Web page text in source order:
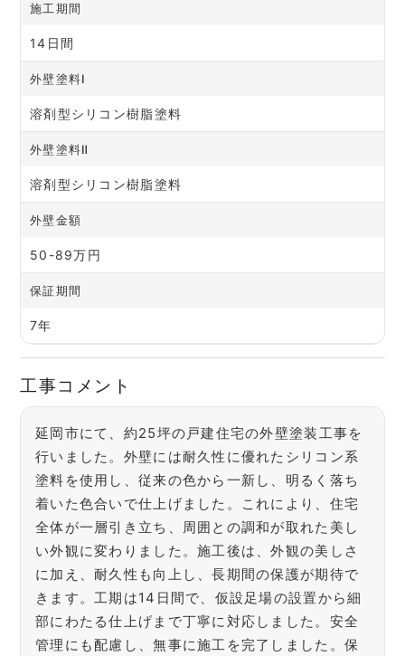
施工期間
14日間
外壁塗料Ⅰ
溶剤型シリコン樹脂塗料
外壁塗料Ⅱ
溶剤型シリコン樹脂塗料
外壁金額
50-89万円
保証期間
7年
工事コメント
延岡市にて、約25坪の戸建住宅の外壁塗装工事を
行いました。外壁には耐久性に優れたシリコン系
塗料を使用し、従来の色から一新し、明るく落ち
着いた色合いで仕上げました。これにより、住宅
全体が一層引き立ち、周囲との調和が取れた美し
い外観に変わりました。施工後は、外観の美しさ
に加え、耐久性も向上し、長期間の保護が期待で
きます。工期は14日間で、仮設足場の設置から細
部にわたる仕上げまで丁寧に対応しました。安全
管理にも配慮し、無事に施工を完了しました。保